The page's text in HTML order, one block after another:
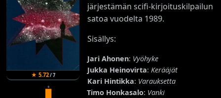
★ 5.72/7
6
järjestämän scifi-kirjoituskilpailun
satoa vuodelta 1989.
Sisällys:
Jari Ahonen: Vyöhyke
Jukka Heinovirta: Kerääjät
Kari Hintikka: Varauksetta
Timo Honkasalo: Vanki